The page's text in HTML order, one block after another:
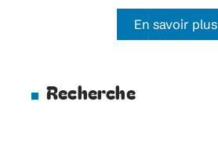
En savoir plus
Recherche